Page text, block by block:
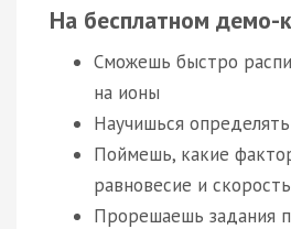
На бесплатном демо-
Сможешь быстро
на ионы
Научишься
Поймешь, какие
равновесие и
Прорешаешь задания